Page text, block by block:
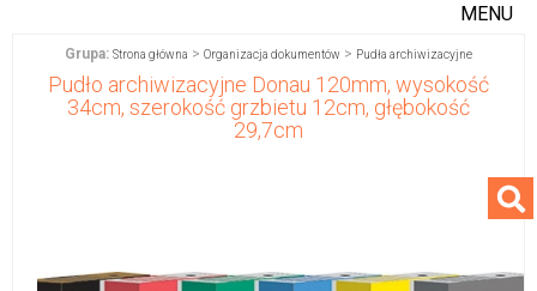
MENU
Grupa: Strona główna > Organizacja dokumentów > Pudła archiwizacyjne
Pudło archiwizacyjne Donau 120mm, wysokość
34cm, szerokość grzbietu 12cm, głębokość
29,7cm